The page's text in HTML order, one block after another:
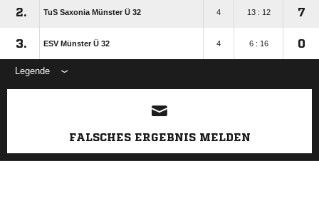
2. TuS Saxonia Münster Ü 32 4 13 : 12 7
3. ESV Münster Ü 32 4 6 : 16 0
Legende
ANZEIGE
FALSCHES ERGEBNIS MELDEN